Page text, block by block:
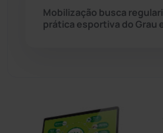
Mobilização busca
prática esportiva do Grau